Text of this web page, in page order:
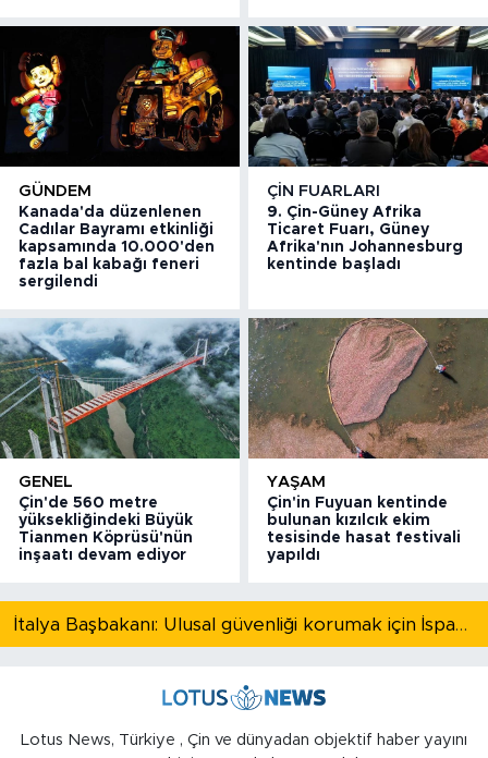
GÜNDEM
Kanada'da düzenlenen
Cadılar Bayramı etkinliği
kapsamında 10.000'den
fazla bal kabağı feneri
sergilendi
ÇIN FUARLARI
9. Çin-Güney Afrika
Ticaret Fuarı, Güney
Afrika'nın Johannesburg
kentinde başladı
GENEL
Çin'de 560 metre
yüksekliğindeki Büyük
Tianmen Köprüsü'nün
inşaatı devam ediyor
YAŞAM
Çin'in Fuyuan kentinde
bulunan kızılcık ekim
tesisinde hasat festivali
yapıldı
İtalya Başbakanı: Ulusal güvenliği korumak için İspanya ile Schengen kapsamındaki serbest dolaşımı askıya alıyoruz
Lotus News, Türkiye , Çin ve dünyadan objektif haber yayını